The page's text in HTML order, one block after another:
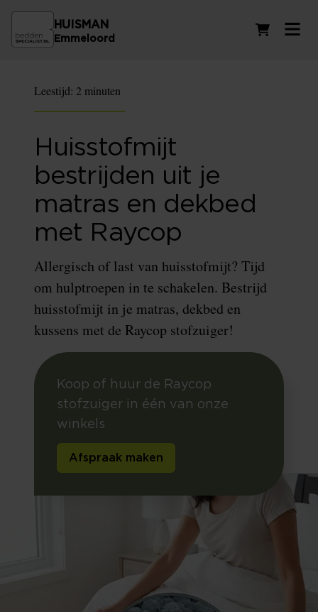
HUISMAN
Emmeloord
Leestijd: 2 minuten
Huisstofmijt
bestrijden uit je
matras en dekbed
met Raycop
Allergisch of last van huisstofmijt? Tijd
om hulptroepen in te schakelen. Bestrijd
huisstofmijt in je matras, dekbed en
kussens met de Raycop stofzuiger!
Koop of huur de Raycop
stofzuiger in één van onze
winkels
Afspraak maken